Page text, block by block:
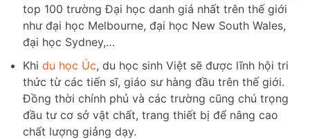
top 100 trường Đại học danh giá nhất trên thế giới
như đại học Melbourne, đại học New South Wales,
đại học Sydney,…
Khi du học Úc, du học sinh Việt sẽ được lĩnh hội tri
thức từ các tiến sĩ, giáo sư hàng đầu trên thế giới.
Đồng thời chính phủ và các trường cũng chú trọng
đầu tư cơ sở vật chất, trang thiết bị để nâng cao
chất lượng giảng dạy.